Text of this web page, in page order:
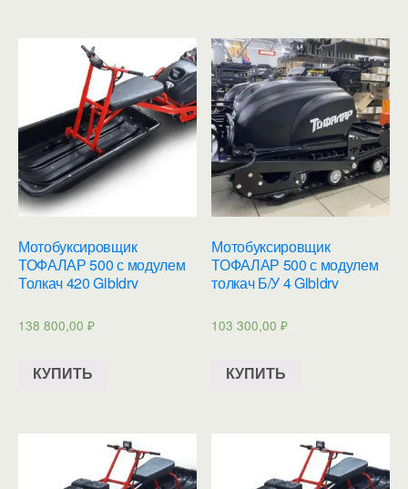
Мотобуксировщик
ТОФАЛАР 500 с модулем
Толкач 420 Glbldrv
138 800,00 ₽
КУПИТЬ
Мотобуксировщик
ТОФАЛАР 500 с модулем
толкач Б/У 4 Glbldrv
103 300,00₽
КУПИТЬ